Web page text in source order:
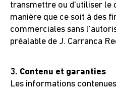
transmettre ou d'utiliser le
manière que ce soit à des
commerciales sans
préalable de J. Carranca
3. Contenu et garanties
Les informations